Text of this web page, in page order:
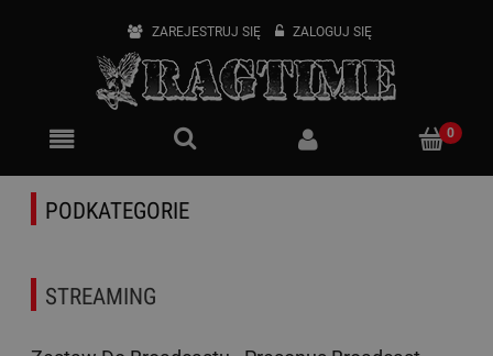
ZAREJESTRUJ SIĘ ZALOGUJ SIĘ
PODKATEGORIE
STREAMING